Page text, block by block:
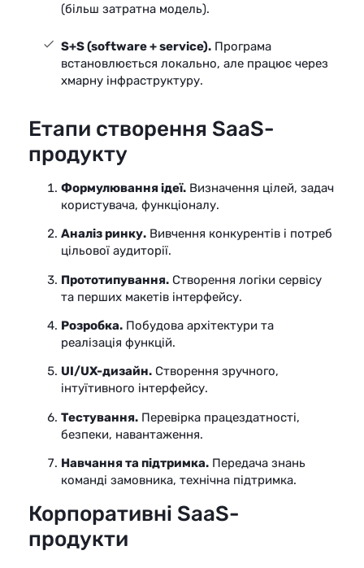
(більш затратна модель).
S+S (software + service). Програма
встановлюється локально, але працює через
хмарну інфраструктуру.
Етапи створення SaaS-
продукту
Формулювання ідеї. Визначення цілей, задач
користувача, функціоналу.
Аналіз ринку. Вивчення конкурентів і потреб
цільової аудиторії.
Прототипування. Створення логіки сервісу
та перших макетів інтерфейсу.
Розробка. Побудова архітектури та
реалізація функцій.
UI/UX-дизайн. Створення зручного,
інтуїтивного інтерфейсу.
Тестування. Перевірка працездатності,
безпеки, навантаження.
Навчання та підтримка. Передача знань
команді замовника, технічна підтримка.
Корпоративні SaaS-
продукти